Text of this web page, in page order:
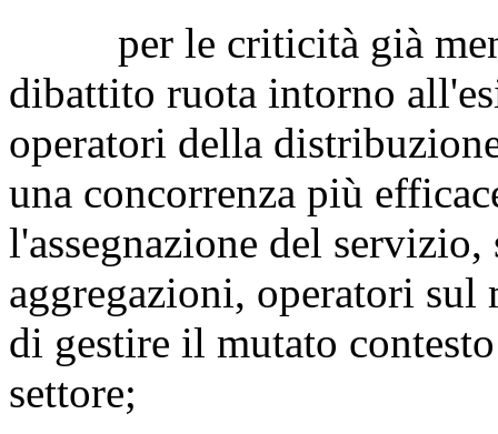
per le criticità già
dibattito ruota intorno
operatori della
una concorrenza più
l'assegnazione del
aggregazioni, operatori sul
di gestire il mutato
settore;